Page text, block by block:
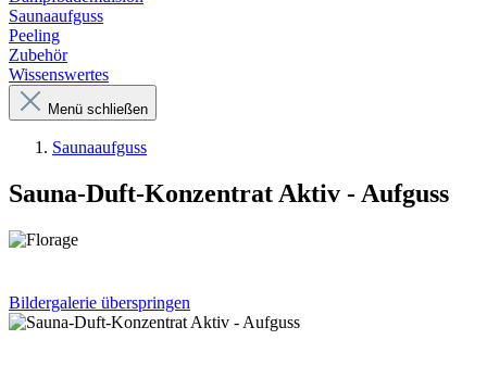
Saunaaufguss
Peeling
Zubehör
Wissenswertes
Menü schließen
Saunaaufguss
Sauna-Duft-Konzentrat Aktiv - Aufguss
Bildergalerie überspringen